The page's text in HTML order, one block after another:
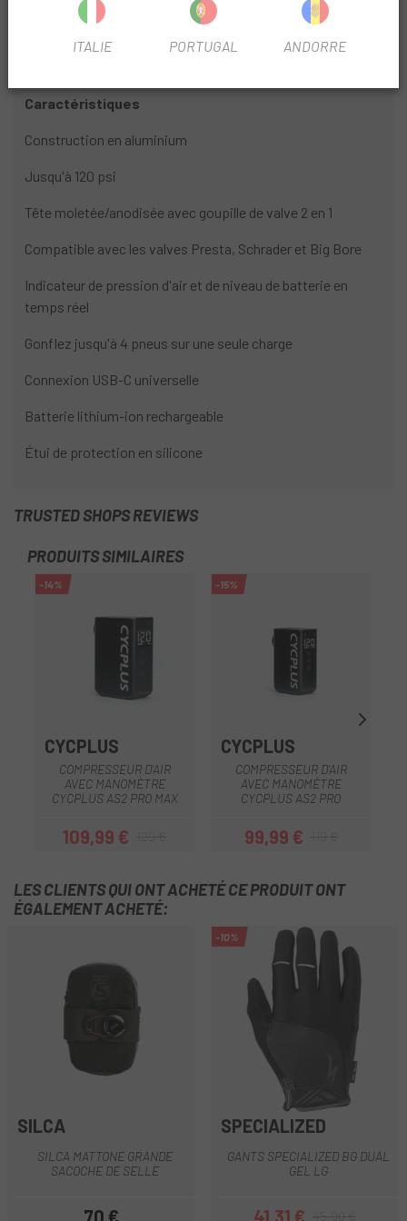
pas tromper par sa taille : alimenté par la dernière
technologie de moteur sans balais, c'est l'aide ultime
Caractéristiques
Construction en aluminium
Jusqu'à 120 psi
Tête moletée/anodisée avec goupille de valve 2 en 1
Compatible avec les valves Presta, Schrader et Big Bore
Indicateur de pression d'air et de niveau de batterie en
temps réel
Gonflez jusqu'à 4 pneus sur une seule charge
Connexion USB-C universelle
Batterie lithium-ion rechargeable
Étui de protection en silicone
TRUSTED SHOPS REVIEWS
PRODUITS SIMILAIRES
-14%
CYCPLUS
COMPRESSEUR D'AIR
AVEC MANOMÈTRE
CYCPLUS AS2 PRO MAX
Prix
109,99 €Prix habituel
-15%
CYCPLUS
COMPRESSEUR D'AIR
AVEC MANOMÈTRE
CYCPLUS AS2 PRO
Prix
99,99 €Prix habituel
LES CLIENTS QUI ONT ACHETÉ CE PRODUIT ONT
ÉGALEMENT ACHETÉ:
SILCA
SILCA MATTONE GRANDE
SACOCHE DE SELLE
70 €
-10%
SPECIALIZED
GANTS SPECIALIZED BG DUAL
GEL LG
41,31 €
ITALIE PORTUGAL ANDORRE